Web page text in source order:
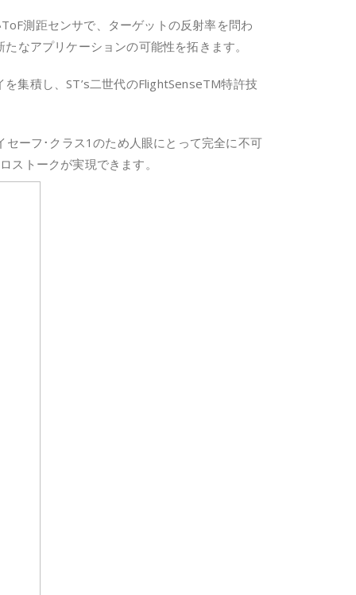
測距センサで、ターゲットの反射率を問わ
なアプリケーションの可能性を拓きます。
集積し、ST’s二世代のFlightSenseTM特許技
ーフ･クラス1のため人眼にとって完全に不可
ストークが実現できます。